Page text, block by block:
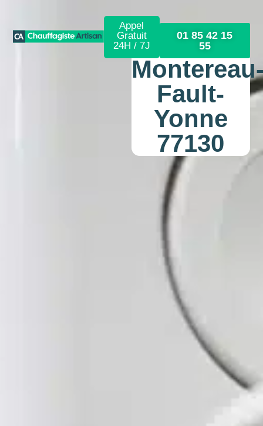
Appel
Gratuit
24H / 7J
01 85 42 15
55
Fault-
Yonne
77130